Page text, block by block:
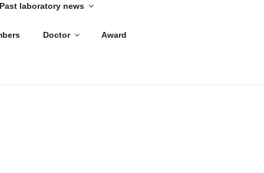
Past laboratory news
Doctor Award